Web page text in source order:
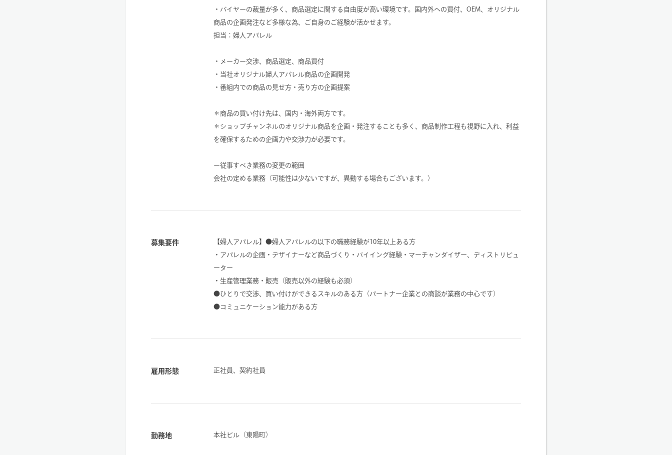
・バイヤーの裁量が多く、商品選定に関する自由度が高い環境です。国内外への買付、OEM、オリジナル
商品の企画発注など多様な為、ご自身のご経験が活かせます。
担当：婦人アパレル
・メーカー交渉、商品選定、商品買付
・当社オリジナル婦人アパレル商品の企画開発
・番組内での商品の見せ方・売り方の企画提案
＊商品の買い付け先は、国内・海外両方です。
＊ショップチャンネルのオリジナル商品を企画・発注することも多く、商品制作工程も視野に入れ、利益
を確保するための企画力や交渉力が必要です。
ー従事すべき業務の変更の範囲
会社の定める業務（可能性は少ないですが、異動する場合もございます。）
募集要件
【婦人アパレル】●婦人アパレルの以下の職務経験が10年以上ある方
・アパレルの企画・デザイナーなど商品づくり・バイイング経験・マーチャンダイザー、ディストリビュ
ーター
・生産管理業務・販売（販売以外の経験も必須）
●ひとりで交渉、買い付けができるスキルのある方（パートナー企業との商談が業務の中心です）
●コミュニケーション能力がある方
雇用形態 正社員、契約社員
勤務地 本社ビル（東陽町）